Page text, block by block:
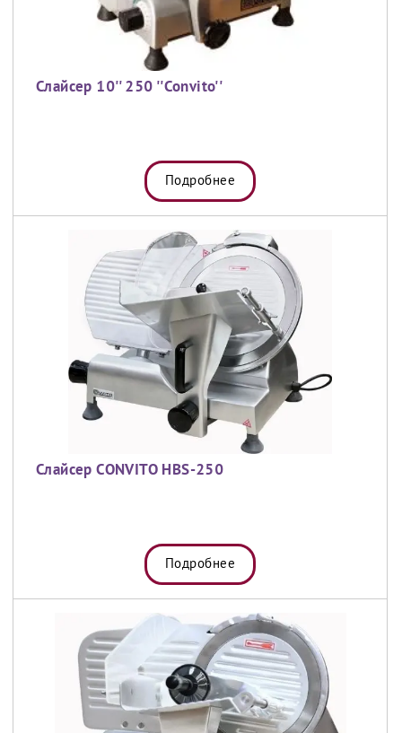
Слайсер 10'' 250 ''Convito''
Подробнее
Слайсер CONVITO HBS-250
Подробнее